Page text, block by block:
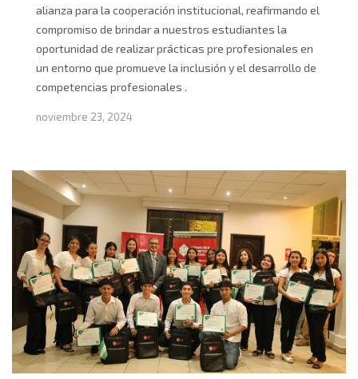
alianza para la cooperación institucional, reafirmando el
compromiso de brindar a nuestros estudiantes la
oportunidad de realizar prácticas pre profesionales en
un entorno que promueve la inclusión y el desarrollo de
competencias profesionales .
noviembre 23, 2024